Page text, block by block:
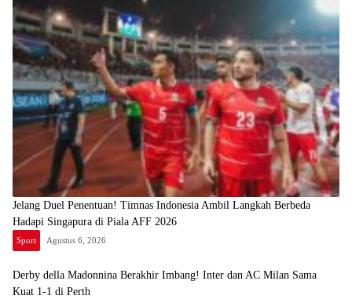
Jelang Duel Penentuan! Timnas Indonesia Ambil Langkah Berbeda
Hadapi Singapura di Piala AFF 2026
Sport Agustus 6, 2026
Derby della Madonnina Berakhir Imbang! Inter dan AC Milan Sama
Kuat 1-1 di Perth